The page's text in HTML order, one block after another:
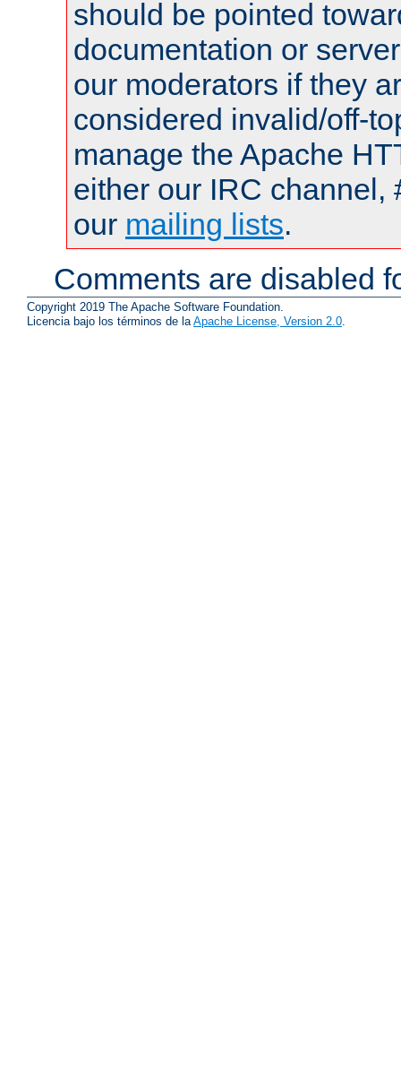
should be pointed
documentation or
our moderators if they
considered invalid/off-
manage the Apache
either our IRC channel,
our mailing lists.
Comments are disabled
Copyright 2019 The Apache Software Foundation.
Licencia bajo los términos de laApache License, Version 2.0.